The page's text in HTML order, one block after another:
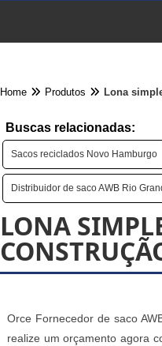
Home Produtos Lona
Buscas relacionadas:
Sacos reciclados Novo Hamburgo
Distribuidor de saco AWB Rio
LONA
Orce Fornecedor de saco
realize um orçamento agora